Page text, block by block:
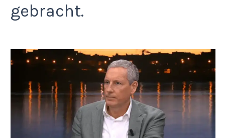
gebracht.